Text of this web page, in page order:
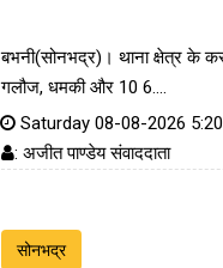
बभनी(सोनभद्र)। थाना क्षेत्र के
गलौज, धमकी और 10 6....
Saturday 08-08-2026
: अजीत पाण्डेय संवाददाता
सोनभद्र